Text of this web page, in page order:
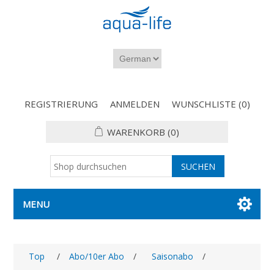
REGISTRIERUNG ANMELDEN WUNSCHLISTE (0)
WARENKORB (0)
MENU
Top / Abo/10er Abo / Saisonabo
/